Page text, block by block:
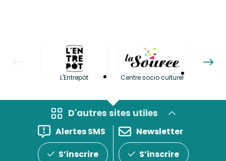
L'Entrepôt Centre socio culturel
D'autres sites utiles
Alertes SMS
S’inscrire
Newsletter
S’inscrire